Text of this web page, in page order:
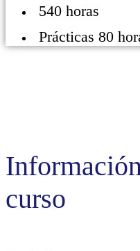
540 horas
Prácticas 80
curso